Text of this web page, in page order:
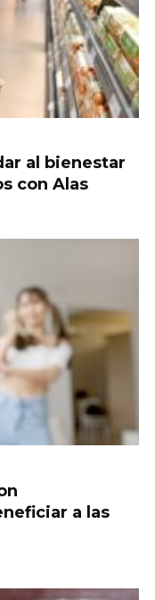
al bienestar
con Alas
a las